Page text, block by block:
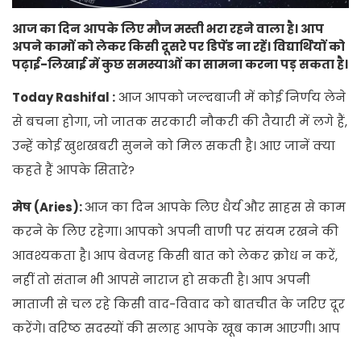
आज का दिन आपके लिए मौज मस्ती भरा रहने वाला है। आप
अपने कामों को लेकर किसी दूसरे पर डिपेंड ना रहें। विद्यार्थियों को
पढ़ाई-लिखाई में कुछ समस्याओं का सामना करना पड़ सकता है।
Today Rashifal :आज आपको जल्दबाजी में कोई निर्णय लेने
से बचना होगा, जो जातक सरकारी नौकरी की तैयारी में लगे हैं,
उन्हें कोई खुशखबरी सुनने को मिल सकती है। आए जानें क्या
कहते हैं आपके सितारे?
मेष (Aries):आज का दिन आपके लिए धैर्य और साहस से काम
करने के लिए रहेगा। आपको अपनी वाणी पर संयम रखने की
आवश्यकता है। आप बेवजह किसी बात को लेकर क्रोध न करें,
नहीं तो संतान भी आपसे नाराज हो सकती है। आप अपनी
माताजी से चल रहे किसी वाद-विवाद को बातचीत के जरिए दूर
करेंगे। वरिष्ठ सदस्यों की सलाह आपके खूब काम आएगी। आप